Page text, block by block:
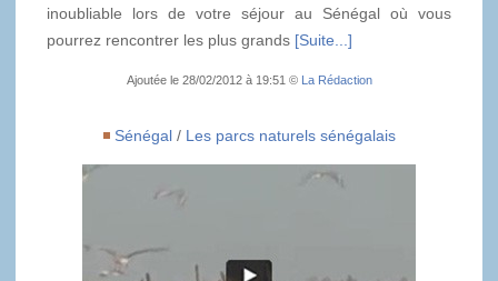
inoubliable lors de votre séjour au Sénégal où vous
pourrez rencontrer les plus grands [Suite...]
Ajoutée le 28/02/2012 à 19:51 © La Rédaction
Sénégal/ Les parcs naturels sénégalais